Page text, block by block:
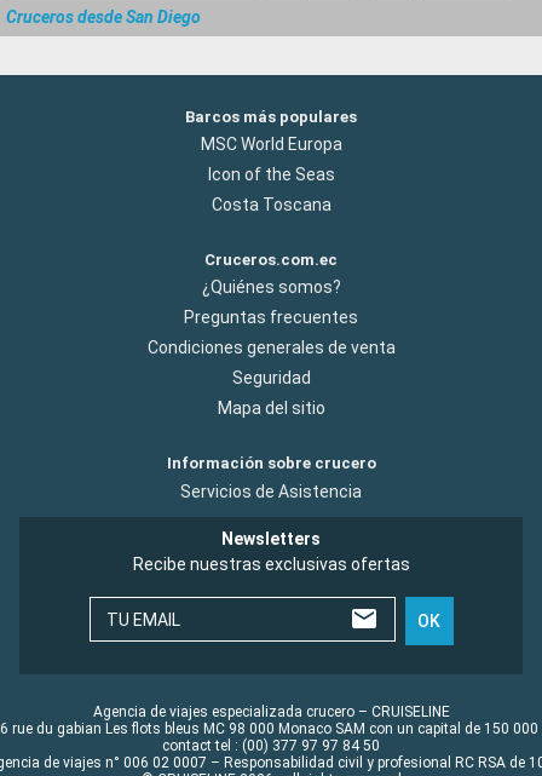
Cruceros desde San Diego
Barcos más populares
MSC World Europa
Icon of the Seas
Costa Toscana
Cruceros.com.ec
¿Quiénes somos?
Preguntas frecuentes
Condiciones generales de venta
Seguridad
Mapa del sitio
Información sobre crucero
Servicios de Asistencia
Newsletters
Recibe nuestras exclusivas ofertas
TU EMAIL OK
Agencia de viajes especializada crucero – CRUISELINE
rue du gabian Les flots bleus MC 98 000 Monaco SAM con un capital de 150 000
contact tel : (00) 377 97 97 84 50
de viajes n° 006 02 0007 – Responsabilidad civil y profesional RC RSA de